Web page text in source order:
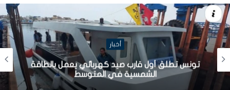
أخبار
تونس تطلق أول قارب صيد كهربائي يعمل بالطاقة
الشمسية في المتوسط